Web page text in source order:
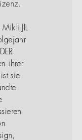
JIL
ihrer
sie